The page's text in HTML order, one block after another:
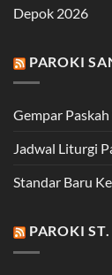
Depok 2026
PAROKI
Gempar
Jadwal Liturgi
Standar Baru
PAROKI